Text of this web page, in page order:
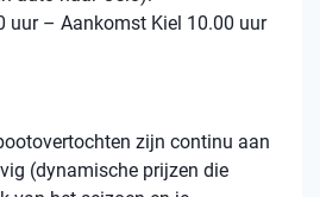
uur – Aankomst Kiel 10.00 uur
zijn continu aan
(dynamische prijzen die